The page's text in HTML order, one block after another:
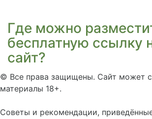
Где можно
бесплатную ссылку
сайт?
© Все права защищены. Сайт может
материалы 18+.
Советы и рекомендации,